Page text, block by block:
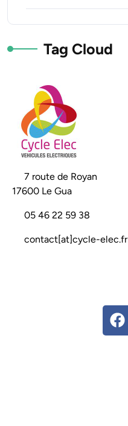
Tag Cloud
7 route de Royan
17600 Le Gua
05 46 22 59 38
contact[at]cycle-elec.fr